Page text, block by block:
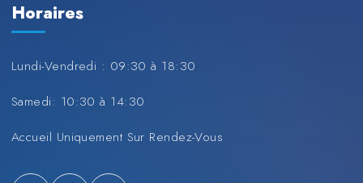
Horaires
Lundi-Vendredi : 09:30 à 18:30
Samedi: 10:30 à 14:30
Accueil Uniquement Sur Rendez-Vous